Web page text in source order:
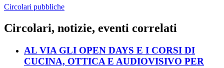
Circolari pubbliche
Circolari, notizie, eventi correlati
AL VIA GLI OPEN DAYS E I CORSI DI
CUCINA, OTTICA E AUDIOVISIVO PER